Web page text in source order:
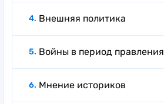
Внешняя политика
Войны в период правления
Мнение историков